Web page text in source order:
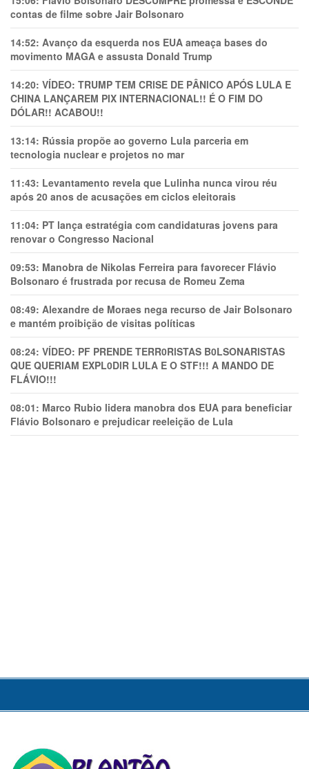
contas de filme sobre Jair Bolsonaro
14:52: Avanço da esquerda nos EUA ameaça bases do
movimento MAGA e assusta Donald Trump
14:20: VÍDEO: TRUMP TEM CRlSE DE PÂNlCO APÓS LULA E
CHINA LANÇAREM PIX INTERNACIONAL!! É O FIM DO
DÓLAR!! ACABOU!!
13:14: Rússia propõe ao governo Lula parceria em
tecnologia nuclear e projetos no mar
11:43: Levantamento revela que Lulinha nunca virou réu
após 20 anos de acusações em ciclos eleitorais
11:04: PT lança estratégia com candidaturas jovens para
renovar o Congresso Nacional
09:53: Manobra de Nikolas Ferreira para favorecer Flávio
Bolsonaro é frustrada por recusa de Romeu Zema
08:49: Alexandre de Moraes nega recurso de Jair Bolsonaro
e mantém proibição de visitas políticas
08:24: VÍDEO: PF PRENDE TERR0RlSTAS B0LSONARlSTAS
QUE QUERIAM EXPL0DlR LULA E O STF!!! A MANDO DE
FLÁVIO!!!
08:01: Marco Rubio lidera manobra dos EUA para beneficiar
Flávio Bolsonaro e prejudicar reeleição de Lula